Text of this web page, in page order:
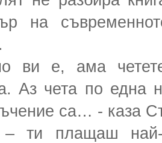
на
ви е, ама
Аз чета по една
са… - каза
ти плащаш най-